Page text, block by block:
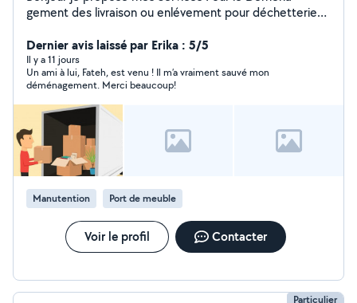
gement des livraison ou enlévement pour déchetterie
Dernier avis laissé par Erika : 5/5
Il y a 11 jours
Un ami à lui, Fateh, est venu ! Il m’a vraiment sauvé mon
déménagement. Merci beaucoup!
Manutention Port de meuble
Voir le profil Contacter
Particulier